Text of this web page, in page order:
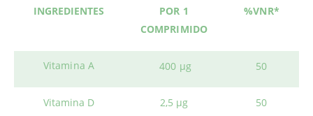
INGREDIENTES
POR 1
COMPRIMIDO
%VNR*
Vitamina A 400 µg 50
Vitamina D 2,5 µg 50